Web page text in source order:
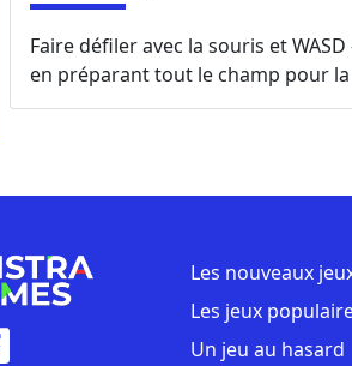
Faire défiler avec la souris et
en préparant tout le champ pour
Les nouveaux
Les jeux
Un jeu au hasard